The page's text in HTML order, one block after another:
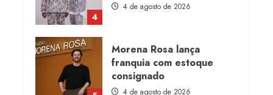
4
4 de agosto de 2026
Morena Rosa lança
franquia com estoque
consignado
4 de agosto de 2026